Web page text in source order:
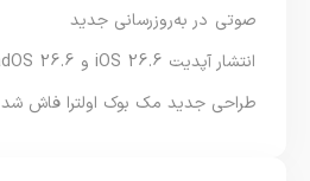
صوتی در به‌روزرسانی جدید
انتشار آپدیت iOS 26.6 و iPadOS 26.6
طراحی جدید مک بوک اولترا فاش شد